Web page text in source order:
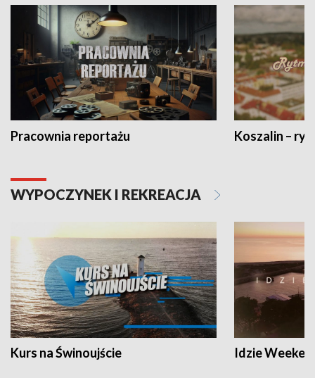
Pracownia reportażu Koszalin –
WYPOCZYNEK I REKREACJA
Kurs na Świnoujście Idzie